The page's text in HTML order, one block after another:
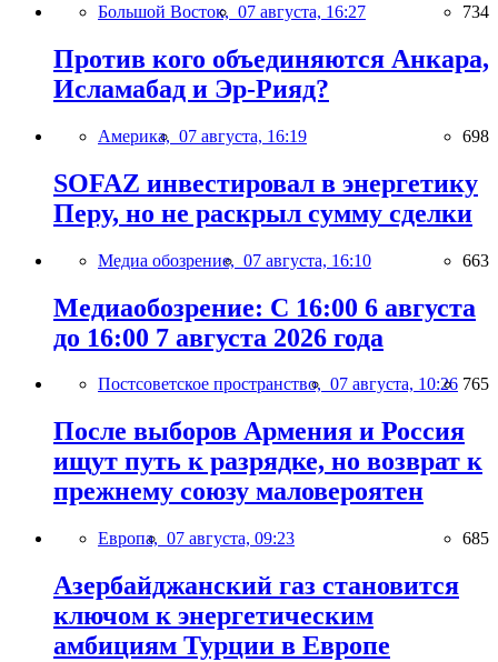
Большой Восток, 07 августа, 16:27 734
Против кого объединяются Анкара,
Исламабад и Эр-Рияд?
Америка, 07 августа, 16:19 698
SOFAZ инвестировал в энергетику
Перу, но не раскрыл сумму сделки
Медиа обозрение, 07 августа, 16:10 663
Медиаобозрение: С 16:00 6 августа
до 16:00 7 августа 2026 года
Постсоветское пространство, 07 августа, 10:26 765
После выборов Армения и Россия
ищут путь к разрядке, но возврат к
прежнему союзу маловероятен
Европа, 07 августа, 09:23 685
Азербайджанский газ становится
ключом к энергетическим
амбициям Турции в Европе